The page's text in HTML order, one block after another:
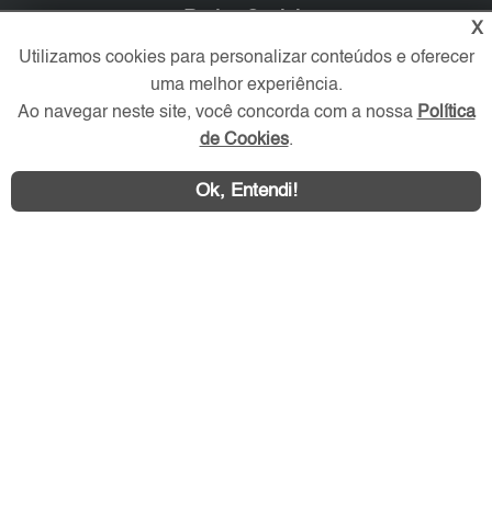
Redes Sociais
X
Utilizamos cookies para personalizar conteúdos e oferecer
uma melhor experiência.
Ao navegar neste site, você concorda com a nossa Política
de Cookies.
Ok, Entendi!